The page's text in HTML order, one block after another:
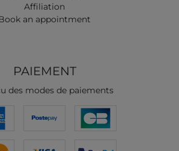
Affiliation
an appointment
PAIEMENT
des modes de paiements